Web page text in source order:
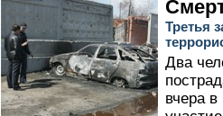
Третья
Два
вчера в